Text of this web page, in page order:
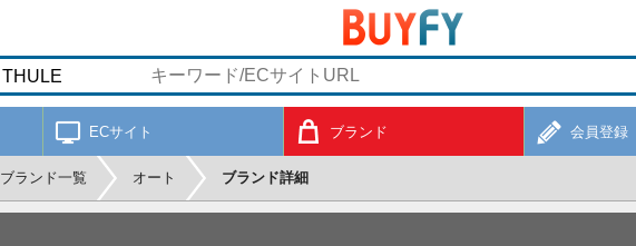
ECサイト ブランド 会員登録
ブランド一覧 オート ブランド詳細